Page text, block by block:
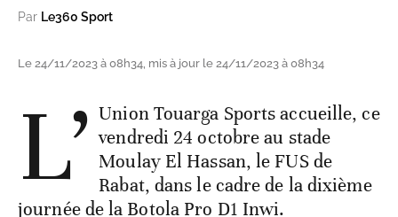
Par Le360 Sport
Le 24/11/2023 à 08h34, mis à jour le 24/11/2023 à 08h34
L’ Union Touarga Sports accueille, ce
vendredi 24 octobre au stade
Moulay El Hassan, le FUS de
Rabat, dans le cadre de la dixième
journée de la Botola Pro D1 Inwi.